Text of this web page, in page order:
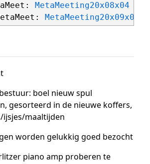
MetaMeeting20x08x04
MetaMeeting20x09x01
boel nieuw spul
gesorteerd in de nieuwe koffers,
ijsjes/maaltijden
worden gelukkig goed bezocht
piano amp proberen te